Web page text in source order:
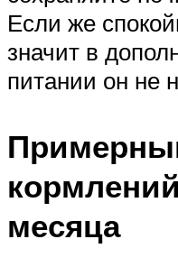
Если же
значит в
питании он не
месяца